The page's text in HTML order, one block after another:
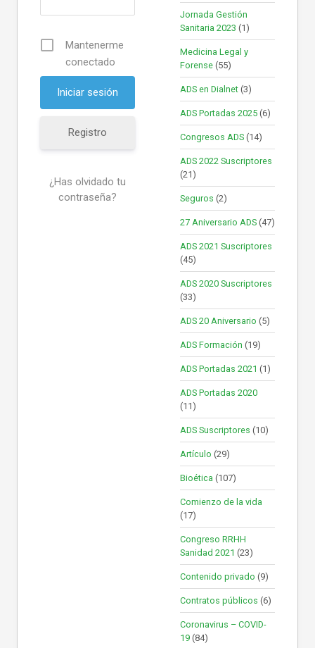
Mantenerme
conectado
Registro
¿Has olvidado tu
contraseña?
Jornada Gestión
Sanitaria 2023 (1)
Medicina Legal y
Forense (55)
ADS en Dialnet (3)
ADS Portadas 2025 (6)
Congresos ADS (14)
ADS 2022 Suscriptores
(21)
Seguros (2)
27 Aniversario ADS (47)
ADS 2021 Suscriptores
(45)
ADS 2020 Suscriptores
(33)
ADS 20 Aniversario (5)
ADS Formación (19)
ADS Portadas 2021 (1)
ADS Portadas 2020
(11)
ADS Suscriptores (10)
Artículo (29)
Bioética (107)
Comienzo de la vida
(17)
Congreso RRHH
Sanidad 2021 (23)
Contenido privado (9)
Contratos públicos (6)
Coronavirus – COVID-
19 (84)